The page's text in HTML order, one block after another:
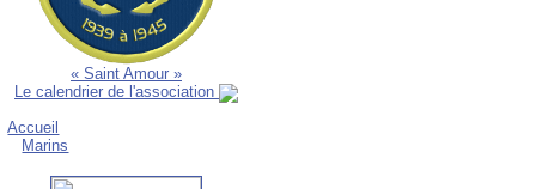
« Saint Amour »
Le calendrier de l'association
Accueil
Marins